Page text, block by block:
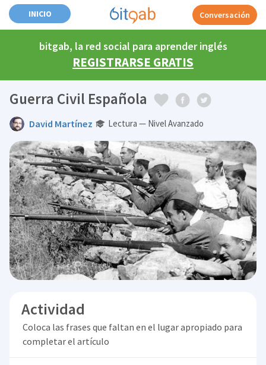
INICIO Conversación
bitgab, la red social para aprender inglés
REGISTRARSE GRATIS
Guerra Civil Española
David Martínez Lectura — Nivel Avanzado
Actividad
Coloca las frases que faltan en el lugar apropiado para
completar el artículo